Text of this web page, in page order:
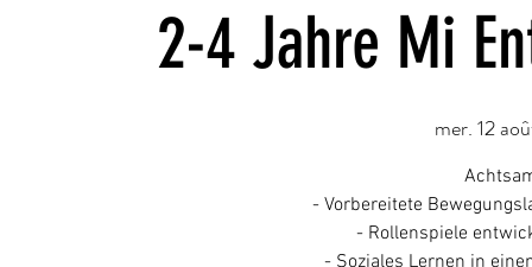
2-4 Jahre Mi
mer. 12
- Vorbereitete
- Rollenspiele
- Soziales Lernen in